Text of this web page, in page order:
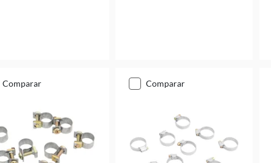
comparar comparar